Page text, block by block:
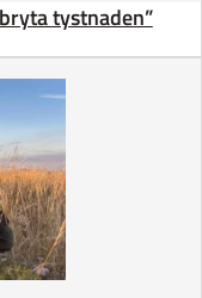
tystnaden”